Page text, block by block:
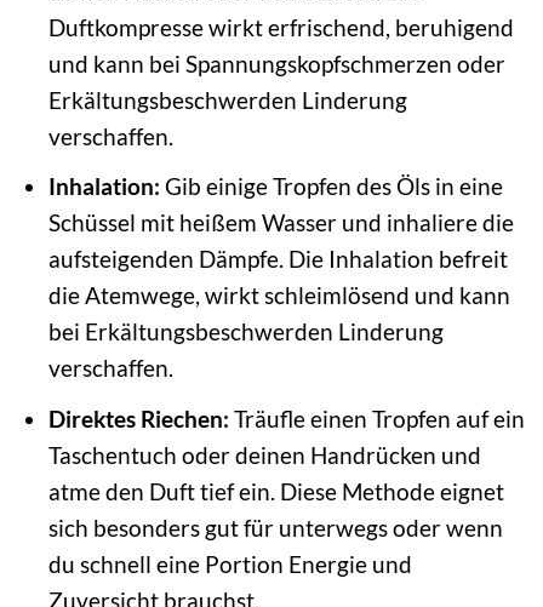
Duftkompresse wirkt erfrischend, beruhigend
und kann bei Spannungskopfschmerzen oder
Erkältungsbeschwerden Linderung
verschaffen.
Inhalation: Gib einige Tropfen des Öls in eine
Schüssel mit heißem Wasser und inhaliere die
aufsteigenden Dämpfe. Die Inhalation befreit
die Atemwege, wirkt schleimlösend und kann
bei Erkältungsbeschwerden Linderung
verschaffen.
Direktes Riechen: Träufle einen Tropfen auf ein
Taschentuch oder deinen Handrücken und
atme den Duft tief ein. Diese Methode eignet
sich besonders gut für unterwegs oder wenn
du schnell eine Portion Energie und
Zuversicht brauchst.